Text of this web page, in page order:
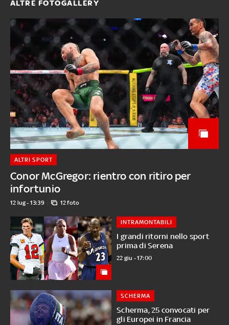
ALTRE FOTOGALLERY
Conor McGregor: rientro con ritiro per
infortunio
ALTRI SPORT
12 lug - 13:39 12 foto
I grandi ritorni nello sport
prima di Serena
INTRAMONTABILI
22 giu - 17:00
Scherma, 25 convocati per
gli Europei in Francia
SCHERMA